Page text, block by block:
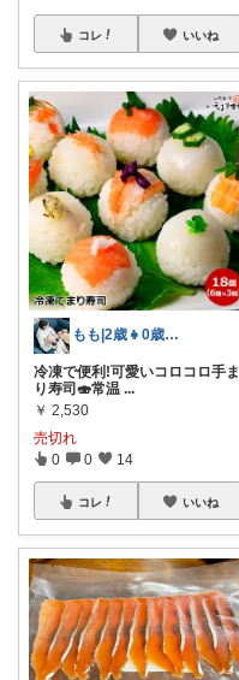
コレ いいね
もも|2歳👧0歳双子👶👶三姉妹ママ
冷凍で便利!可愛いコロコロ手ま
り寿司🍣常温 ...
￥ 2,530
売切れ
0 0 14
コレ いいね